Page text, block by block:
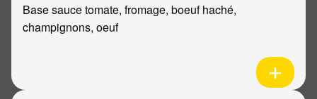
Base sauce tomate, fromage, boeuf haché,
champignons, oeuf